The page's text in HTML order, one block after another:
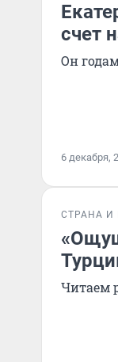
счет
Он
6 декабря,
СТРАНА И
Читаем